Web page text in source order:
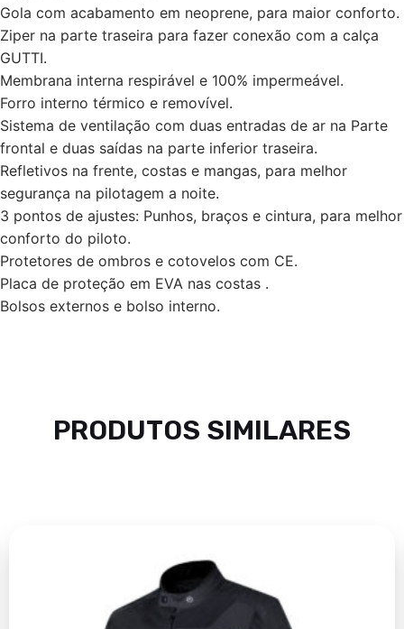
Gola com acabamento em neoprene, para maior conforto.
Ziper na parte traseira para fazer conexão com a calça
GUTTI.
Membrana interna respirável e 100% impermeável.
Forro interno térmico e removí­vel.
Sistema de ventilação com duas entradas de ar na Parte
frontal e duas saí­das na parte inferior traseira.
Refletivos na frente, costas e mangas, para melhor
segurança na pilotagem a noite.
3 pontos de ajustes: Punhos, braços e cintura, para melhor
conforto do piloto.
Protetores de ombros e cotovelos com CE.
Placa de proteção em EVA nas costas .
Bolsos externos e bolso interno.
PRODUTOS SIMILARES